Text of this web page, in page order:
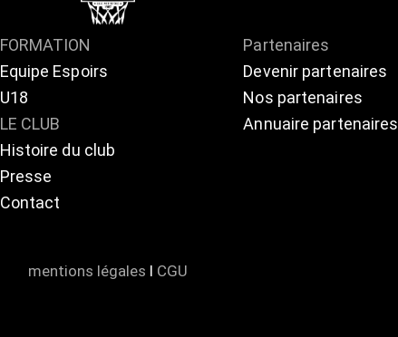
FORMATION
Equipe Espoirs
U18
LE CLUB
Histoire du club
Presse
Contact
Partenaires
Devenir partenaires
Nos partenaires
Annuaire partenaires
mentions légales l CGU